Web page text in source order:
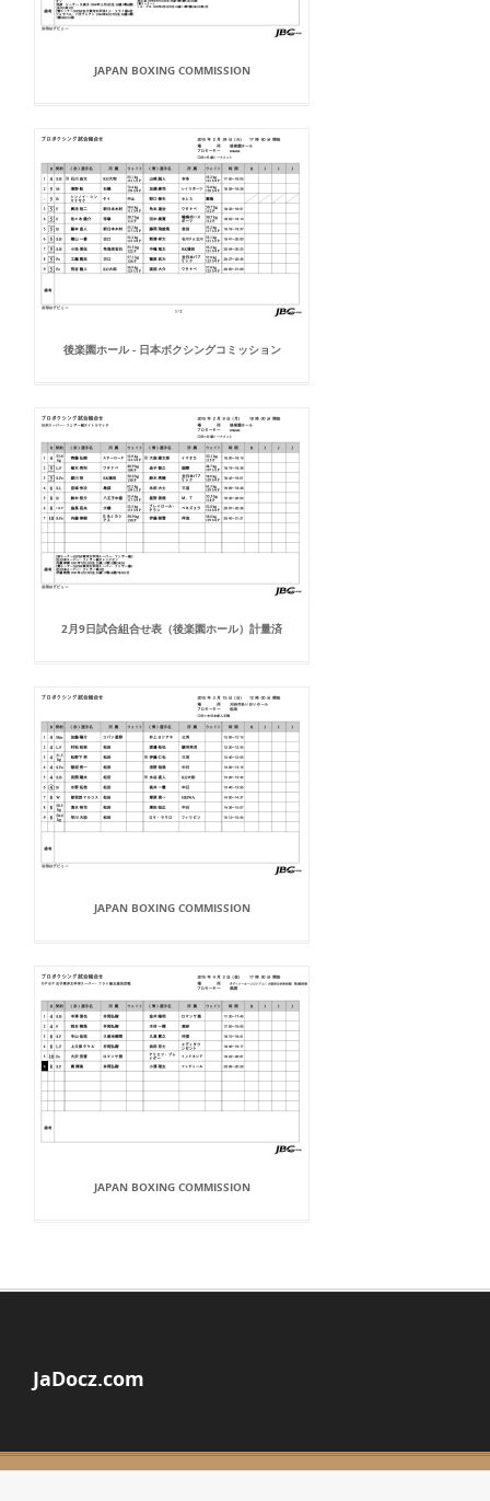
JAPAN BOXING COMMISSION
後楽園ホール - 日本ボクシングコミッション
2月9日試合組合せ表（後楽園ホール）計量済
JAPAN BOXING COMMISSION
JAPAN BOXING COMMISSION
JaDocz.com